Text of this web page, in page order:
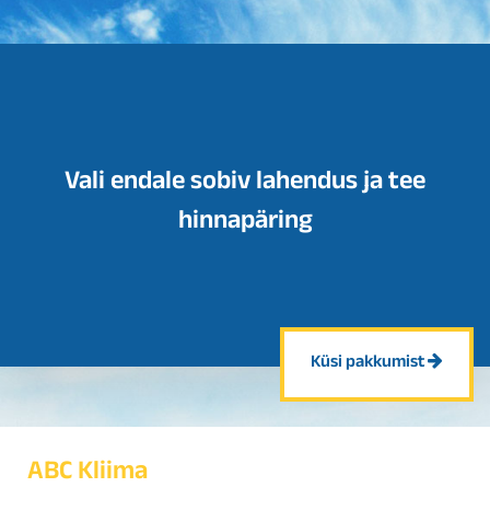
Vali endale sobiv lahendus ja tee
hinnapäring
Küsi pakkumist
ABC Kliima